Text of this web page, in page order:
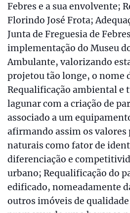
Febres e a sua envolvente;
Florindo José Frota;
Junta de Freguesia de
implementação do Museu
Ambulante, valorizando
projetou tão longe, o nome
Requalificação ambiental e
lagunar com a criação de
associado a um
afirmando assim os
naturais como fator de
diferenciação e
urbano; Requalificação do
edificado, nomeadamente
outros imóveis de